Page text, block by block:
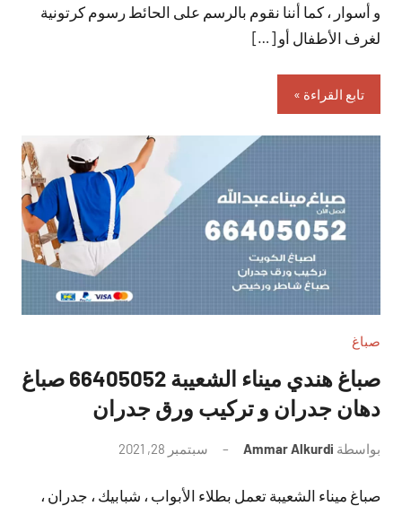
و أسوار ، كما أننا نقوم بالرسم على الحائط رسوم كرتونية
لغرف الأطفال أو […]
تابع القراءة
صباغ
صباغ هندي ميناء الشعيبة 66405052 صباغ
دهان جدران و تركيب ورق جدران
بواسطة Ammar Alkurdi سبتمبر 28, 2021
تعليقات
صباغ ميناء الشعيبة تعمل بطلاء الأبواب ، شبابيك ، جدران ،